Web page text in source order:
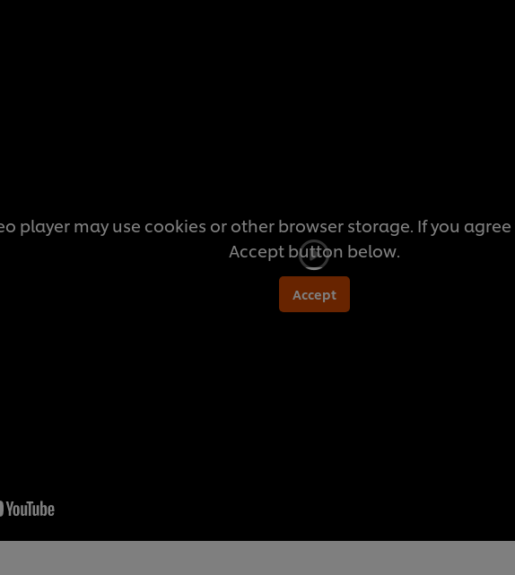
player may use cookies or other browser storage. If you
Accept button below.
Accept